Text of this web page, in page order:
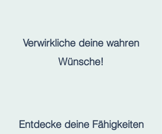
Verwirkliche deine wahren
Wünsche!
Entdecke deine Fähigkeiten